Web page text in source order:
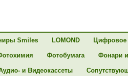
Smiles LOMOND Цифровое
Фотобумага Фонари
и Видеокассеты